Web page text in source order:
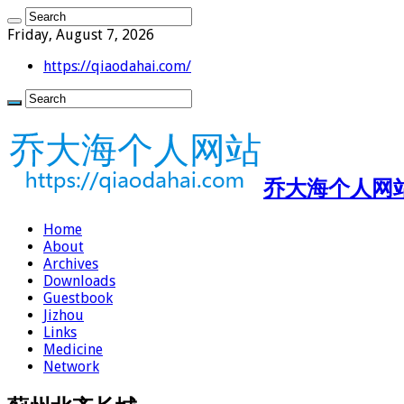
Friday, August 7, 2026
https://qiaodahai.com/
乔大海个人
Home
About
Archives
Downloads
Guestbook
Jizhou
Links
Medicine
Network